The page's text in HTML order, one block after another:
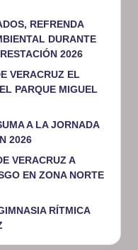
REFRENDA
DURANTE
2026
VERACRUZ EL
PARQUE MIGUEL
A LA JORNADA
2026
VERACRUZ A
EN ZONA NORTE
RÍTMICA